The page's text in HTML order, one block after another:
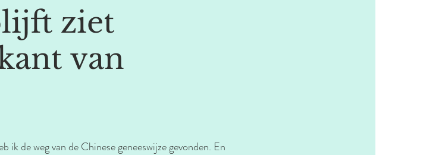
ziet
van
de weg van de Chinese geneeswijze gevonden. En